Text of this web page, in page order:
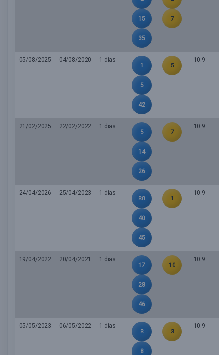
15
35
7
05/08/2025 04/08/2020
1 dias
1
5
42
5
10.9
21/02/2025 22/02/2022
1 dias
5
14
26
7
10.9
24/04/2026 25/04/2023
1 dias
30
40
45
1
10.9
19/04/2022 20/04/2021
1 dias
17
28
46
10
10.9
05/05/2023 06/05/2022
1 dias
3
8
3
10.9